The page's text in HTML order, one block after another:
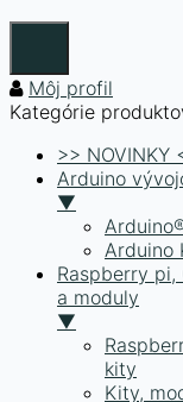
Môj profil
Kategórie
>> NOVINKY
Arduino
▼
Arduino
Raspberry
a moduly
▼
kity
Kity,